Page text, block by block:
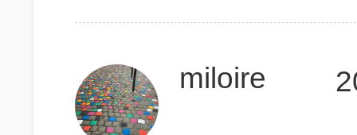
miloire